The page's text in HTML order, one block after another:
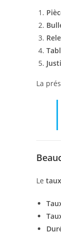
La
Le